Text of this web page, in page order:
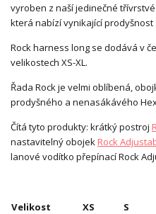
vyroben z naší jedinečné
která nabízí vynikající prodyšnost
Rock harness long se dodává v
velikostech XS-XL.
Řada Rock je velmi oblíbená,
prodyšného a nenasákávého
Čítá tyto produkty: krátký postroj
nastavitelný obojek Rock
lanové vodítko přepínací Rock
Velikost XS S